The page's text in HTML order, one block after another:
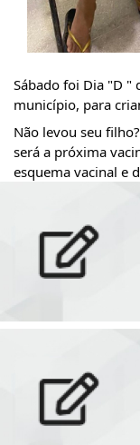
Sábado foi Dia "D "
município, para
Não levou seu
será a próxima
esquema vacinal e